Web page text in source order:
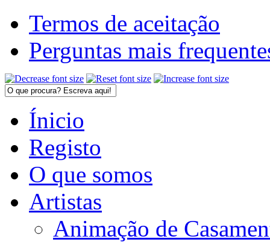
Termos de aceitação
Perguntas mais
Ínicio
Registo
O que somos
Artistas
Animação de